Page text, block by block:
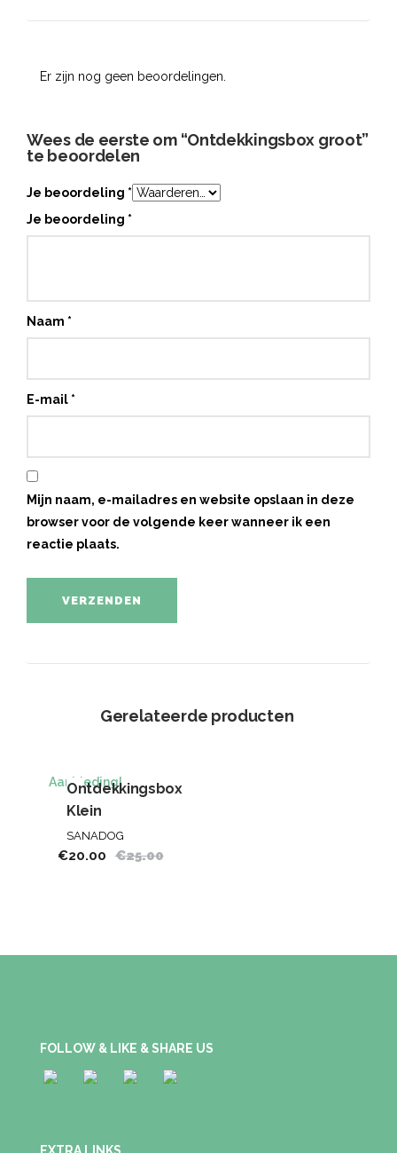
Er zijn nog geen beoordelingen.
Wees de eerste om “Ontdekkingsbox groot”
te beoordelen
Je beoordeling *
Je beoordeling *
Naam *
E-mail *
Mijn naam, e-mailadres en website opslaan in deze
browser voor de volgende keer wanneer ik een
reactie plaats.
Gerelateerde producten
Aanbieding!
Ontdekkingsbox
Klein
SANADOG
€25.00
€20.00
FOLLOW & LIKE & SHARE US